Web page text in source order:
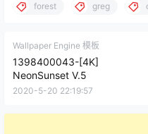
forest greg
Wallpaper Engine 模板
1398400043-[4K]
NeonSunset V.5
2020-5-20 22:19:57